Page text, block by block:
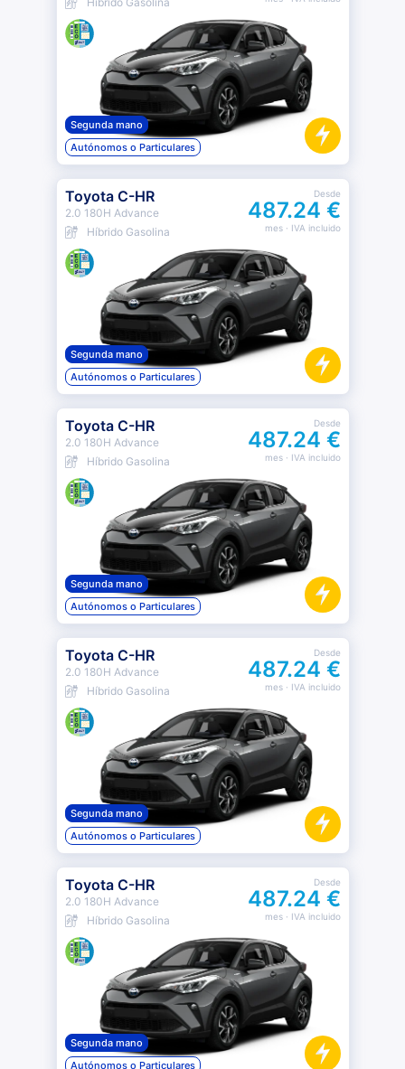
Segunda mano
Autónomos o Particulares
Toyota C-HR
2.0 180H Advance
Híbrido Gasolina
Desde
487.24 €
mes· IVA incluido
Segunda mano
Autónomos o Particulares
Toyota C-HR
2.0 180H Advance
Híbrido Gasolina
Desde
487.24 €
mes· IVA incluido
Segunda mano
Autónomos o Particulares
Toyota C-HR
2.0 180H Advance
Híbrido Gasolina
Desde
487.24 €
mes· IVA incluido
Segunda mano
Autónomos o Particulares
Toyota C-HR
2.0 180H Advance
Híbrido Gasolina
Desde
487.24 €
mes· IVA incluido
Segunda mano
Autónomos o Particulares